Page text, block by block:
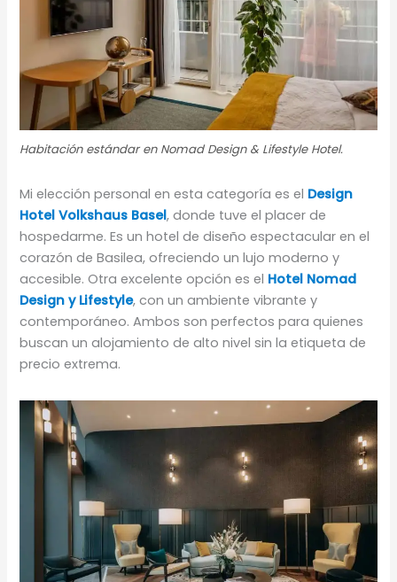
Habitación estándar en Nomad Design & Lifestyle Hotel.
Mi elección personal en esta categoría es el Design
Hotel Volkshaus Basel, donde tuve el placer de
hospedarme. Es un hotel de diseño espectacular en el
corazón de Basilea, ofreciendo un lujo moderno y
accesible. Otra excelente opción es el Hotel Nomad
Design y Lifestyle, con un ambiente vibrante y
contemporáneo. Ambos son perfectos para quienes
buscan un alojamiento de alto nivel sin la etiqueta de
precio extrema.